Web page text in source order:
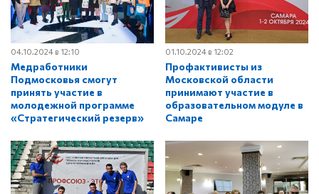
04.10.2024 в 12:10
Медработники
Подмосковья смогут
принять участие в
молодежной программе
«Стратегический резерв»
01.10.2024 в 12:02
Профактивисты из
Московской области
принимают участие в
образовательном модуле в
Самаре